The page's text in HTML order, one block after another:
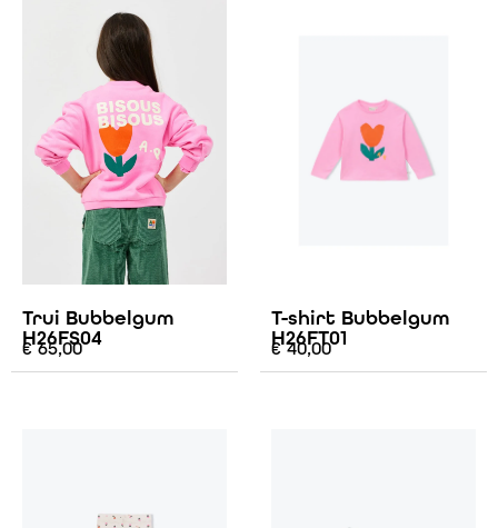
Trui Bubbelgum
H26FS04
€65,00
T-shirt Bubbelgum
H26FT01
€40,00